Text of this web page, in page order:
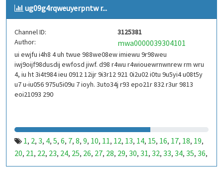
111,112,113,114,115,116,
123,124,125,126,127,128,129,130,131,132,133,134,
135,136,137 141,142,143
147,148 153,154,155,156,157,158
159,160,161,162,163,164,165 ,166,167,168,
171 ,172,173 ,174,175,176,177,178,179 ,180,181 ,182,
183,184,185,186, 187,188,189 ,190,191,192,193,194
195,196 ,197
231,232,233,234,235,236,237,238,239,
243, 244, 245, 246, 247,248,249,250 ,251,252, 253 ,254,
255 ,256,257, 258,259,260,261,262,263 ,264,265 , 266
ug09g4rqweuyerpntw r...
Channel ID:
3125381
Author:
mwa0000039304101
ui ewjfu i4h8 4 uh twue 988we08ew imiewu 9r98weu
iwj9oijf98dusdij ewfosd jiwf. d98 r4wu r4wiouewrnwnrew rm wru
4, iu ht 3i4t984 ieu 0912 12ijr 9i3r12 921 0i2u02 i0tu 9u5yi4 u08t5y
u7 u-iu056 975u5i09u 7 ioyh. 3uto34j r93 epo21r 832 r3ur 9813
eoi21093 290
1, 2, 3, 4, 5, 6, 7, 8, 9, 10, 11, 12, 13, 14, 15, 16, 17, 18, 19,
20, 21, 22, 23, 24, 25, 26, 27, 28, 29, 30, 31, 32, 33, 34, 35, 36,
37,38,39,40,41,42,43,44,45,46,47,48,49,50,51,52,53,